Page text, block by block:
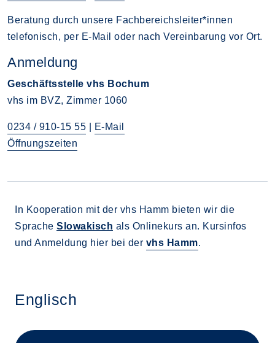
Beratung durch unsere Fachbereichsleiter*innen
telefonisch, per E-Mail oder nach Vereinbarung vor Ort.
Anmeldung
Geschäftsstelle vhs Bochum
vhs im BVZ, Zimmer 1060
0234 / 910-15 55
E-Mail
Öffnungszeiten
In Kooperation mit der vhs Hamm bieten wir die
Sprache Slowakisch als Onlinekurs an. Kursinfos
und Anmeldung hier bei der vhs Hamm.
Englisch